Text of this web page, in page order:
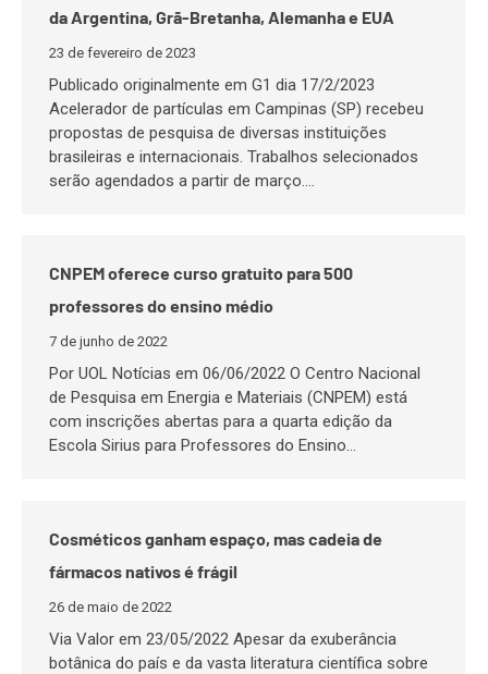
da Argentina, Grã-Bretanha, Alemanha e EUA
23 de fevereiro de 2023
Publicado originalmente em G1 dia 17/2/2023
Acelerador de partículas em Campinas (SP) recebeu
propostas de pesquisa de diversas instituições
brasileiras e internacionais. Trabalhos selecionados
serão agendados a partir de março.…
CNPEM oferece curso gratuito para 500
professores do ensino médio
7 de junho de 2022
Por UOL Notícias em 06/06/2022 O Centro Nacional
de Pesquisa em Energia e Materiais (CNPEM) está
com inscrições abertas para a quarta edição da
Escola Sirius para Professores do Ensino…
Cosméticos ganham espaço, mas cadeia de
fármacos nativos é frágil
26 de maio de 2022
Via Valor em 23/05/2022 Apesar da exuberância
botânica do país e da vasta literatura científica sobre